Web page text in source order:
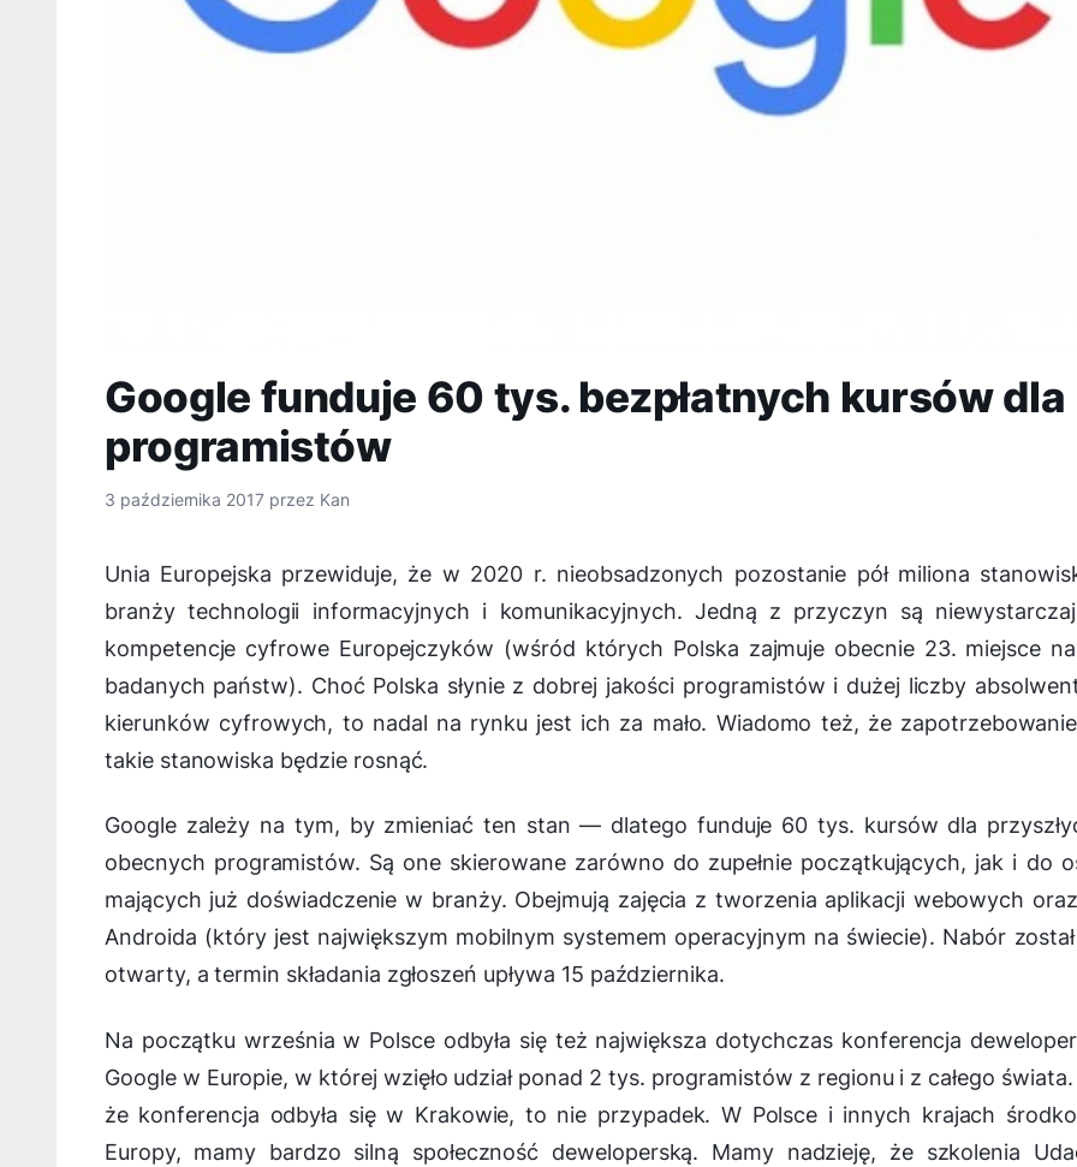
Google funduje 60 tys. bezpłatnych kursów dla
programistów
3 października 2017 przez Kan
Unia Europejska przewiduje, że w 2020 r. nieobsadzonych pozostanie pół miliona
branży technologii informacyjnych i komunikacyjnych. Jedną z przyczyn są
kompetencje cyfrowe Europejczyków (wśród których Polska zajmuje obecnie 23. miejsce
badanych państw). Choć Polska słynie z dobrej jakości programistów i dużej liczby
kierunków cyfrowych, to nadal na rynku jest ich za mało. Wiadomo też, że
takie stanowiska będzie rosnąć.
Google zależy na tym, by zmieniać ten stan — dlatego funduje 60 tys. kursów dla
obecnych programistów. Są one skierowane zarówno do zupełnie początkujących, jak i do
mających już doświadczenie w branży. Obejmują zajęcia z tworzenia aplikacji webowych
Androida (który jest największym mobilnym systemem operacyjnym na świecie). Nabór
otwarty, a termin składania zgłoszeń upływa 15 października.
Na początku września w Polsce odbyła się też największa dotychczas konferencja
Google w Europie, w której wzięło udział ponad 2 tys. programistów z regionu i z całego
że konferencja odbyła się w Krakowie, to nie przypadek. W Polsce i innych krajach
Europy, mamy bardzo silną społeczność deweloperską. Mamy nadzieję, że szkolenia